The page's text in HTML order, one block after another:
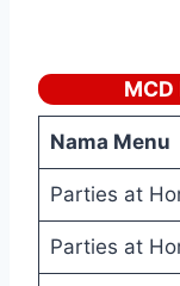
Nama Menu
Parties at
Parties at